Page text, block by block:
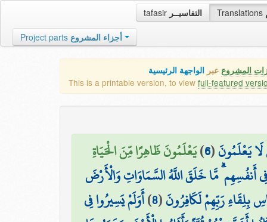
tafasir التفاسيــر Translations
Project parts أجزاء المشروع
المشروع عبر الواجهة الرئيسية
This is a printable version, to view full-featured
يَعْلَمُونَ(
6
)يَعْلَمُونَ ظَاهِرًا مِّنَ الْحَيَاةِ
أَنفُسِهِم ۗ مَّا خَلَقَ اللَّهُ السَّمَاوَاتِ وَالْأَرْضَ
بِلِقَاءِ رَبِّهِمْ لَكَافِرُونَ(
8
)أَوَلَمْ يَسِيرُوا فِي